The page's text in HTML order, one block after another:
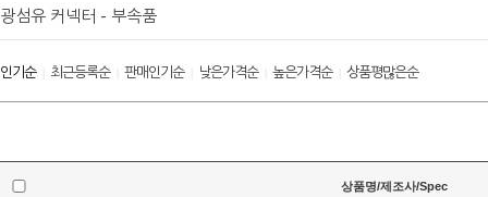
광섬유 커넥터 - 부속품
인기순| 최근등록순| 판매인기순| 낮은가격순| 높은가격순| 상품평많은순
상품명/제조사/Spec